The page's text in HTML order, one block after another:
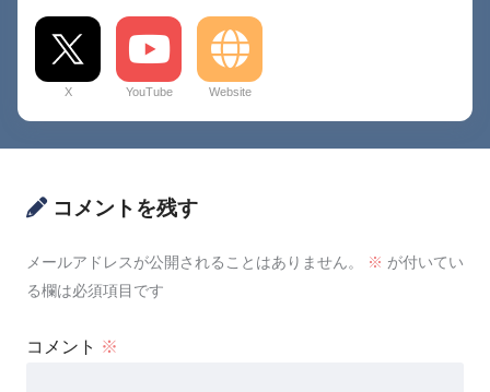
X YouTube Website
コメントを残す
メールアドレスが公開されることはありません。 ※ が付いてい
る欄は必須項目です
コメント ※